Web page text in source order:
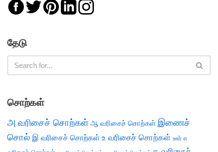
தேடு
சொற்கள்
அ வரிசைச் சொற்கள் ஆ வரிசைச் சொற்கள் இணைச்
சொல் இ வரிசைச் சொற்கள் உ வரிசைச் சொற்கள் ஊர் எ